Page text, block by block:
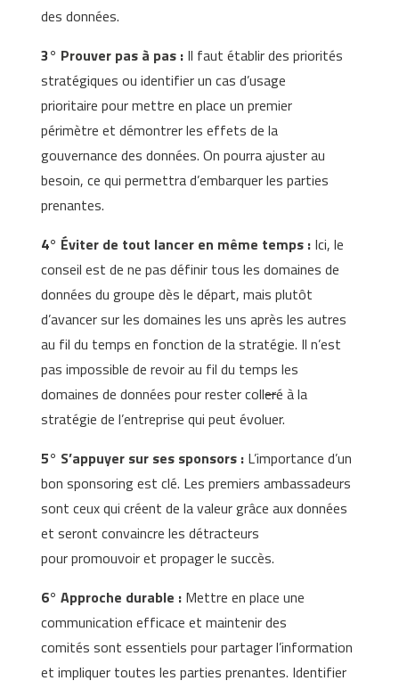
des données.
3° Prouver pas à pas : Il faut établir des priorités
stratégiques ou identifier un cas d’usage
prioritaire pour mettre en place un premier
périmètre et démontrer les effets de la
gouvernance des données. On pourra ajuster au
besoin, ce qui permettra d’embarquer les parties
prenantes.
4° Éviter de tout lancer en même temps : Ici, le
conseil est de ne pas définir tous les domaines de
données du groupe dès le départ, mais plutôt
d’avancer sur les domaines les uns après les autres
au fil du temps en fonction de la stratégie. Il n’est
pas impossible de revoir au fil du temps les
domaines de données pour rester colleré à la
stratégie de l’entreprise qui peut évoluer.
5° S’appuyer sur ses sponsors : L’importance d’un
bon sponsoring est clé. Les premiers ambassadeurs
sont ceux qui créent de la valeur grâce aux données
et seront convaincre les détracteurs
pour promouvoir et propager le succès.
6°Approche durable : Mettre en place une
communication efficace et maintenir des
comités sont essentiels pour partager l’information
et impliquer toutes les parties prenantes. Identifier